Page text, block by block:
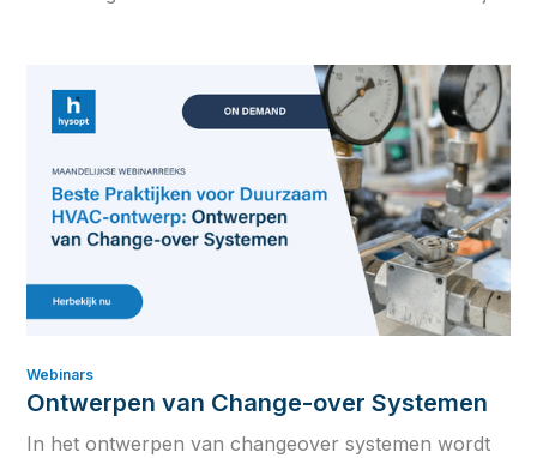
thema’s zoals vochtigheid, verse luchttoevoer,
VAV/CAV-systemen en CO₂-regeling.
Webinars
Ontwerpen van Change-over Systemen
In het ontwerpen van changeover systemen wordt